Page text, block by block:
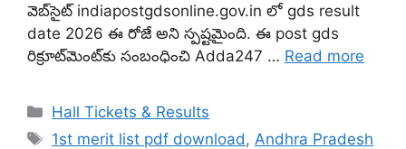
వెబ్‌సైట్ indiapostgdsonline.gov.in లో gds result
date 2026 ఈ రోజే అని స్పష్టమైంది. ఈ post gds
రిక్రూట్‌మెంట్‌కు సంబంధించి Adda247 … Read more
Categories
Hall Tickets & Results
Tags
1st merit list pdf download , Andhra Pradesh